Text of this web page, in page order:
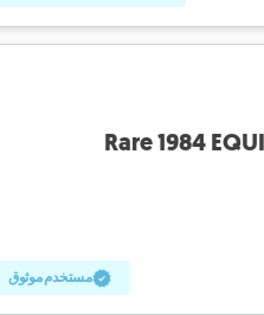
Rare 1984
مستخدم موثوق